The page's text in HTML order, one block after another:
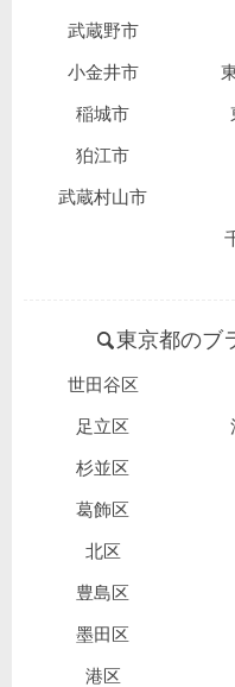
武蔵野市
小金井市
稲城市
狛江市
武蔵村山市
東京都のブ
世田谷区
足立区
杉並区
葛飾区
北区
豊島区
墨田区
港区